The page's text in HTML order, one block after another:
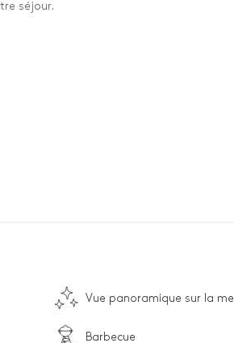
séjour.
Vue panoramique sur la
Barbecue